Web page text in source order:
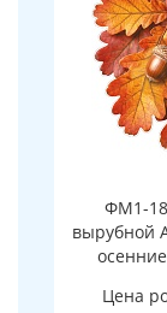
ФМ1-
вырубной
Цена